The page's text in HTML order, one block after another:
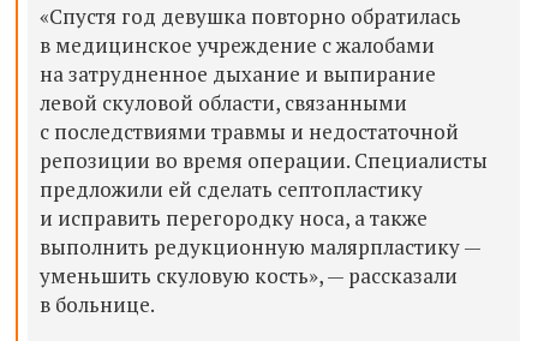
«Спустя год девушка повторно обратилась
в медицинское учреждение с жалобами
на затрудненное дыхание и выпирание
левой скуловой области, связанными
с последствиями травмы и недостаточной
репозиции во время операции. Специалисты
предложили ей сделать септопластику
и исправить перегородку носа, а также
выполнить редукционную малярпластику —
уменьшить скуловую кость», — рассказали
в больнице.